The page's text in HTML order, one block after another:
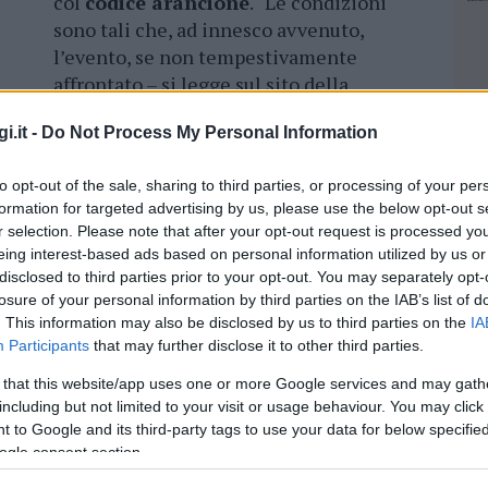
- Do Not Process My Personal Information
opt-out of the sale, sharing to third parties, or processing of your
for targeted advertising by us, please use the below opt-out
selection. Please note that after your opt-out request is processed
interest-based ads based on personal information utilized by us
to third parties prior to your opt-out. You may separately
of your personal information by third parties on the IAB’s list of
This information may also be disclosed by us to third parties on the
Participants that may further disclose it to other third parties.
that this website/app uses one or more Google services and may
but not limited to your visit or usage behaviour. You may
to Google and its third-party tags to use your data for below
consent section.
sono tali che, ad innesco avvenuto,
l’evento, se non tempestivamente
affrontato – si legge sul sito della
dimensioni tali da renderlo
dellaflotta statale “. La zona
la fascia costiera della Gallura,
codice giallo
cliccandoqui